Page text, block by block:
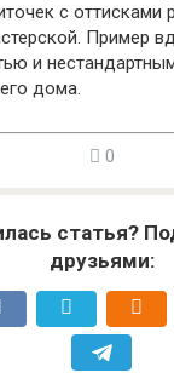
с оттисками
Пример
и
дома.
0
статья?
друзьями: